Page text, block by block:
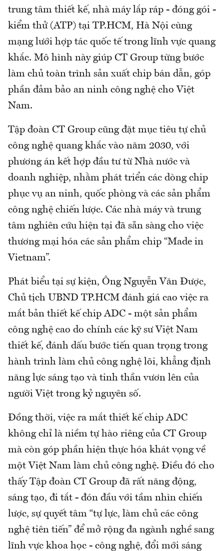
trung tâm thiết kế, nhà máy lắp ráp - đóng gói -
kiểm thử (ATP) tại TP.HCM, Hà Nội cùng
mạng lưới hợp tác quốc tế trong lĩnh vực quang
khắc. Mô hình này giúp CT Group từng bước
làm chủ toàn trình sản xuất chip bán dẫn, góp
phần đảm bảo an ninh công nghệ cho Việt
Nam.
Tập đoàn CT Group cũng đặt mục tiêu tự chủ
công nghệ quang khắc vào năm 2030, với
phương án kết hợp đầu tư từ Nhà nước và
doanh nghiệp, nhằm phát triển các dòng chip
phục vụ an ninh, quốc phòng và các sản phẩm
công nghệ chiến lược. Các nhà máy và trung
tâm nghiên cứu hiện tại đã sẵn sàng cho việc
thương mại hóa các sản phẩm chip “Made in
Vietnam”.
Phát biểu tại sự kiện, Ông Nguyễn Văn Được,
Chủ tịch UBND TP.HCM đánh giá cao việc ra
mắt bản thiết kế chip ADC - một sản phẩm
công nghệ cao do chính các kỹ sư Việt Nam
thiết kế, đánh dấu bước tiến quan trọng trong
hành trình làm chủ công nghệ lõi, khẳng định
năng lực sáng tạo và tinh thần vươn lên của
người Việt trong kỷ nguyên số.
Đồng thời, việc ra mắt thiết kế chip ADC
không chỉ là niềm tự hào riêng của CT Group
mà còn góp phần hiện thực hóa khát vọng về
một Việt Nam làm chủ công nghệ. Điều đó cho
thấy Tập đoàn CT Group đã rất năng động,
sáng tạo, đi tắt - đón đầu với tầm nhìn chiến
lược, sự quyết tâm “tự lực, làm chủ các công
nghệ tiên tiến” để mở rộng đa ngành nghề sang
lĩnh vực khoa học - công nghệ, đổi mới sáng